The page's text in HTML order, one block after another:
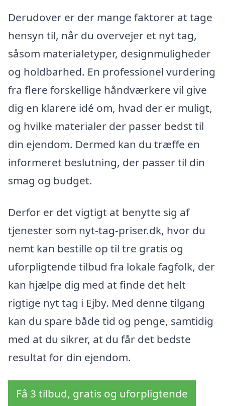
Derudover er der mange faktorer at tage
hensyn til, når du overvejer et nyt tag,
såsom materialetyper, designmuligheder
og holdbarhed. En professionel vurdering
fra flere forskellige håndværkere vil give
dig en klarere idé om, hvad der er muligt,
og hvilke materialer der passer bedst til
din ejendom. Dermed kan du træffe en
informeret beslutning, der passer til din
smag og budget.
Derfor er det vigtigt at benytte sig af
tjenester som nyt-tag-priser.dk, hvor du
nemt kan bestille op til tre gratis og
uforpligtende tilbud fra lokale fagfolk, der
kan hjælpe dig med at finde det helt
rigtige nyt tag i Ejby. Med denne tilgang
kan du spare både tid og penge, samtidig
med at du sikrer, at du får det bedste
resultat for din ejendom.
Få 3 tilbud, gratis og uforpligtende